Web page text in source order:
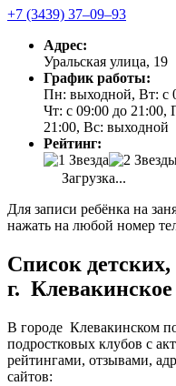
+7 (3439) 37‒09‒93
Адрес:
Уральская улица, 19
График работы:
Пн: выходной, Вт: с
Чт: с 09:00 до 21:00,
21:00, Вс: выходной
Рейтинг:
Загрузка...
Для записи ребёнка на
нажать на любой номер
Список
г. Клевакинское
В городе Клевакинском
подростковых клубов с
рейтингами, отзывами,
сайтов: